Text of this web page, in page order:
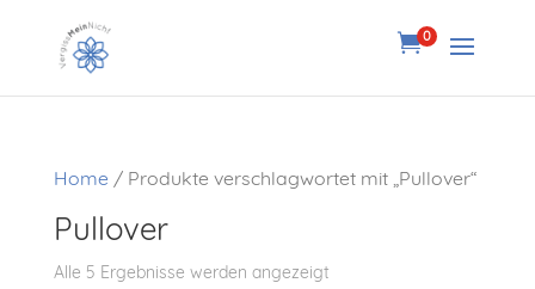
0
Home / Produkte verschlagwortet mit „Pullover“
Pullover
Alle 5 Ergebnisse werden angezeigt